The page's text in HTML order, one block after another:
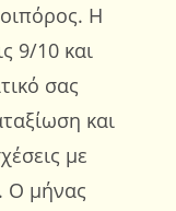
Η
9/10 και
σας
και
με
Ο μήνας